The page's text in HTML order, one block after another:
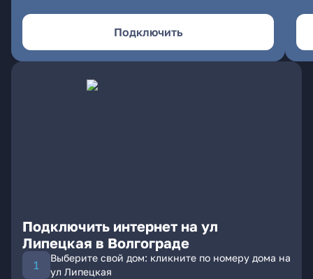
Подключить
Подключить интернет на ул
Липецкая в Волгограде
Выберите свой дом: кликните по номеру дома на
ул Липецкая